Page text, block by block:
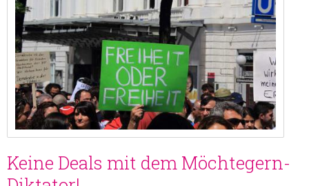
Keine Deals mit dem Möchtegern-